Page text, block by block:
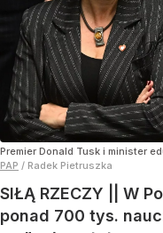
Premier Donald Tusk i minister
PAP / Radek Pietruszka
SIŁĄ RZECZY || W
ponad 700 tys.